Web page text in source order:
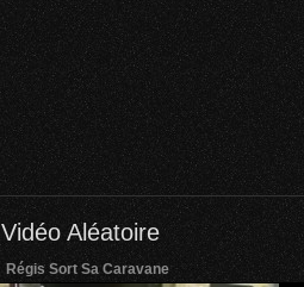
Vidéo Aléatoire
Régis Sort Sa Caravane